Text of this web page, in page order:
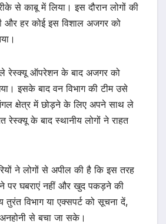
से काबू में लिया। इस दौरान लोगों की
और हर कोई इस विशाल अजगर को
रेस्क्यू ऑपरेशन के बाद अजगर को
इसके बाद वन विभाग की टीम उसे
क्षेत्र में छोड़ने के लिए अपने साथ ले
रेस्क्यू के बाद स्थानीय लोगों ने राहत
ने लोगों से अपील की है कि इस तरह
पर घबराएं नहीं और खुद पकड़ने की
विभाग या एक्सपर्ट को सूचना दें,
से बचा जा सके।